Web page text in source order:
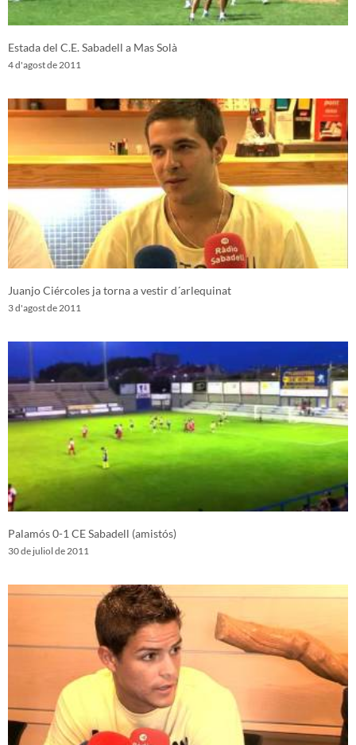
Estada del C.E. Sabadell a Mas Solà
4 d'agost de 2011
Juanjo Ciércoles ja torna a vestir d´arlequinat
3 d'agost de 2011
Palamós 0-1 CE Sabadell (amistós)
30 de juliol de 2011